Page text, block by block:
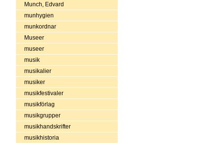
Munch, Edvard
munhygien
munkordnar
Museer
museer
musik
musikalier
musiker
musikfestivaler
musikförlag
musikgrupper
musikhandskrifter
musikhistoria